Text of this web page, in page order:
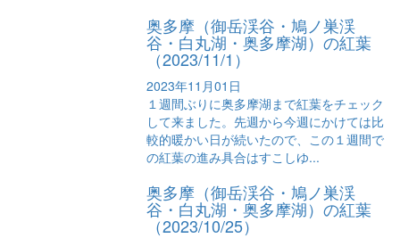
奥多摩（御岳渓谷・鳩ノ巣渓
谷・白丸湖・奥多摩湖）の紅葉
（2023/11/1）
2023年11月01日
１週間ぶりに奥多摩湖まで紅葉をチェック
して来ました。先週から今週にかけては比
較的暖かい日が続いたので、この１週間で
の紅葉の進み具合はすこしゆ...
奥多摩（御岳渓谷・鳩ノ巣渓
谷・白丸湖・奥多摩湖）の紅葉
（2023/10/25）